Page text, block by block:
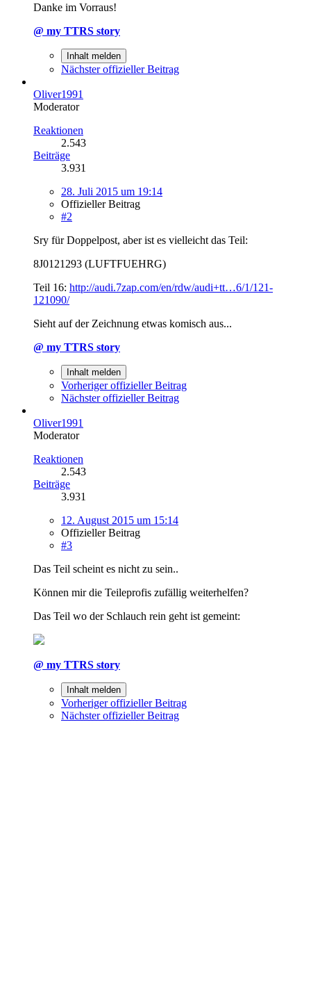
Danke im Vorraus!
@ my TTRS story
Inhalt melden
Nächster offizieller Beitrag
Oliver1991
Moderator
Reaktionen
2.543
Beiträge
3.931
28. Juli 2015 um 19:14
Offizieller Beitrag
#2
Sry für Doppelpost, aber ist es vielleicht das Teil:
8J0121293 (LUFTFUEHRG)
Teil 16: http://audi.7zap.com/en/rdw/audi+tt…6/1/121-
121090/
Sieht auf der Zeichnung etwas komisch aus...
@ my TTRS story
Inhalt melden
Vorheriger offizieller Beitrag
Nächster offizieller Beitrag
Oliver1991
Moderator
Reaktionen
2.543
Beiträge
3.931
12. August 2015 um 15:14
Offizieller Beitrag
#3
Das Teil scheint es nicht zu sein..
Können mir die Teileprofis zufällig weiterhelfen?
Das Teil wo der Schlauch rein geht ist gemeint:
@ my TTRS story
Inhalt melden
Vorheriger offizieller Beitrag
Nächster offizieller Beitrag